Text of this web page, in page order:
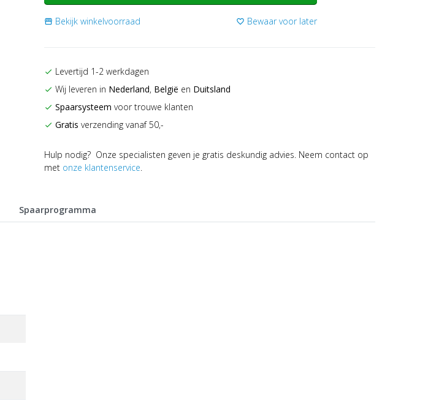
storefront Bekijk winkelvoorraad favorite_border Bewaar voor later
check Levertijd 1-2 werkdagen
check Wij leveren in Nederland, België en Duitsland
check Spaarsysteem voor trouwe klanten
check Gratis verzending vanaf 50,-
Hulp nodig? Onze specialisten geven je gratis deskundig advies. Neem contact op
met onze klantenservice.
Spaarprogramma